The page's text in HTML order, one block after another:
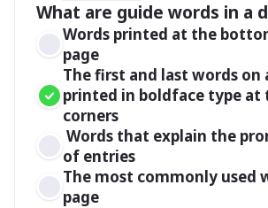
What are guide words in a
Words printed at the
page
The first and last words on
printed in boldface type at
corners
of entries
The most commonly used
page